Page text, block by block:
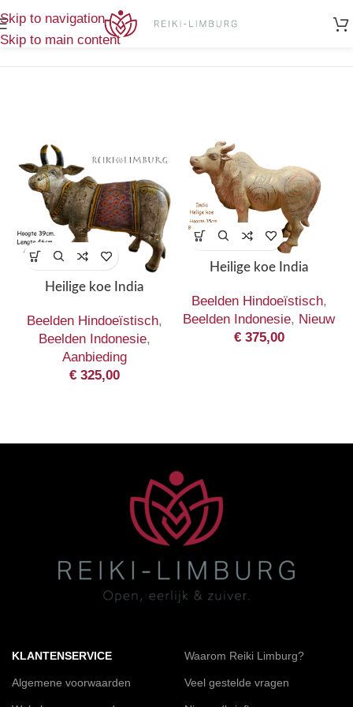
Skip to navigation
Skip to main content
Producten getagged “India”
resultaten
Heilige koe India
Beelden Hindoeïstisch,
Beelden Indonesie,
Aanbieding
€325,00
Heilige koe India
Beelden Hindoeïstisch,
Beelden Indonesie, Nieuw
€375,00
KLANTENSERVICE
Algemene voorwaarden
Waarom Reiki Limburg?
Veel gestelde vragen